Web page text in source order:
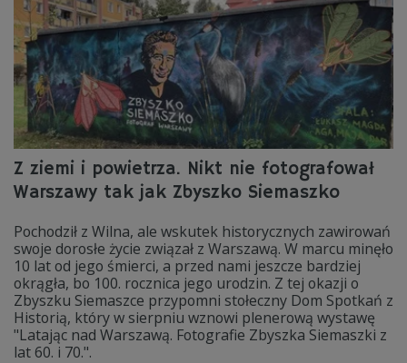
Z ziemi i powietrza. Nikt nie fotografował
Warszawy tak jak Zbyszko Siemaszko
Pochodził z Wilna, ale wskutek historycznych zawirowań
swoje dorosłe życie związał z Warszawą. W marcu minęło
10 lat od jego śmierci, a przed nami jeszcze bardziej
okrągła, bo 100. rocznica jego urodzin. Z tej okazji o
Zbyszku Siemaszce przypomni stołeczny Dom Spotkań z
Historią, który w sierpniu wznowi plenerową wystawę
"Latając nad Warszawą. Fotografie Zbyszka Siemaszki z
lat 60. i 70.".